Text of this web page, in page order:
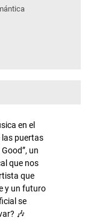
en el
las puertas
un
que nos
que
y un futuro
se
🎶